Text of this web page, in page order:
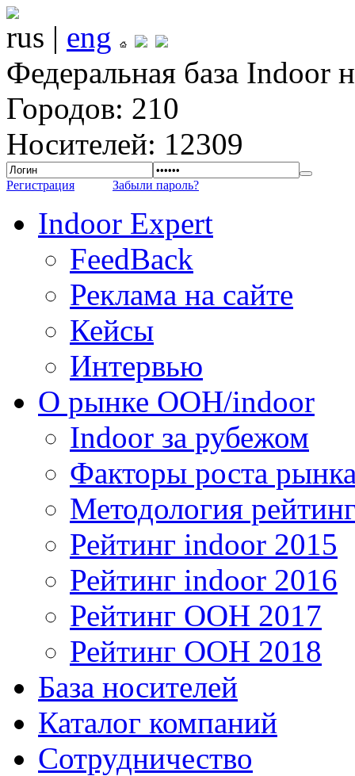
rus | eng
Федеральная база Indoor
Городов: 210
Носителей: 12309
Регистрация Забыли пароль?
Indoor Expert
FeedBack
Реклама на сайте
Кейсы
Интервью
О рынке OOH/indoor
Indoor за рубежом
Факторы роста
Методология
Рейтинг indoor 2015
Рейтинг indoor 2016
Рейтинг OOH 2017
Рейтинг OOH 2018
База носителей
Каталог компаний
Сотрудничество